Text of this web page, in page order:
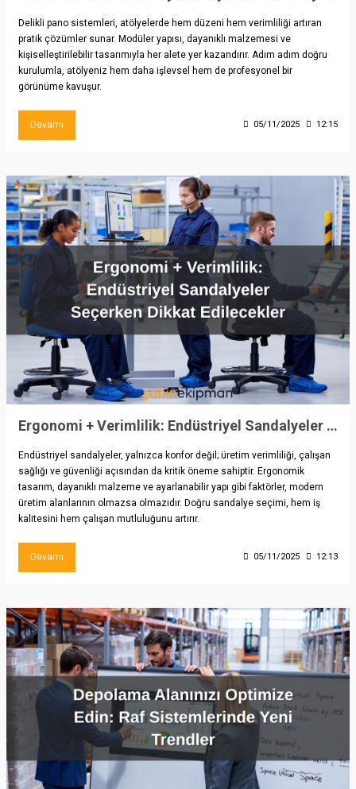
Delikli pano sistemleri, atölyelerde hem düzeni hem verimliliği artıran
pratik çözümler sunar. Modüler yapısı, dayanıklı malzemesi ve
kişiselleştirilebilir tasarımıyla her alete yer kazandırır. Adım adım doğru
kurulumla, atölyeniz hem daha işlevsel hem de profesyonel bir
görünüme kavuşur.
Devamı 05/11/2025 12:15
Ergonomi + Verimlilik: Endüstriyel Sandalyeler Seçerken Dikkat Edilecekler
Endüstriyel sandalyeler, yalnızca konfor değil; üretim verimliliği, çalışan
sağlığı ve güvenliği açısından da kritik öneme sahiptir. Ergonomik
tasarım, dayanıklı malzeme ve ayarlanabilir yapı gibi faktörler, modern
üretim alanlarının olmazsa olmazıdır. Doğru sandalye seçimi, hem iş
kalitesini hem çalışan mutluluğunu artırır.
Devamı 05/11/2025 12:13